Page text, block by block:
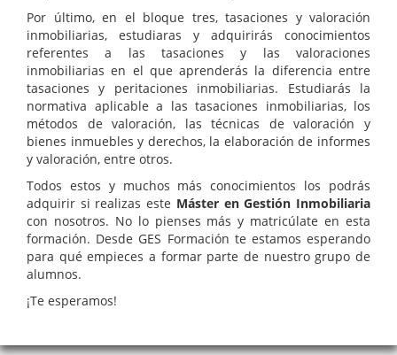
Por último, en el bloque tres, tasaciones y valoración
inmobiliarias, estudiaras y adquirirás conocimientos
referentes a las tasaciones y las valoraciones
inmobiliarias en el que aprenderás la diferencia entre
tasaciones y peritaciones inmobiliarias. Estudiarás la
normativa aplicable a las tasaciones inmobiliarias, los
métodos de valoración, las técnicas de valoración y
bienes inmuebles y derechos, la elaboración de informes
y valoración, entre otros.
Todos estos y muchos más conocimientos los podrás
adquirir si realizas este Máster en Gestión Inmobiliaria
con nosotros. No lo pienses más y matricúlate en esta
formación. Desde GES Formación te estamos esperando
para qué empieces a formar parte de nuestro grupo de
alumnos.
¡Te esperamos!